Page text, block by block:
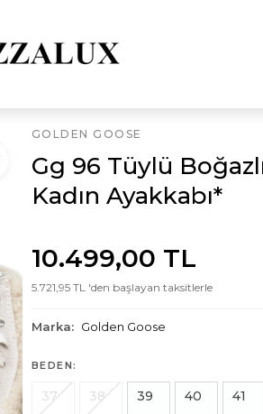
GOLDEN GOOSE
Gg 96 Tüylü Boğazlı
Kadın Ayakkabı*
10.499,00 TL
5.721,95 TL 'den başlayan taksitlerle
Marka: Golden Goose
BEDEN:
37 38 39 40 41